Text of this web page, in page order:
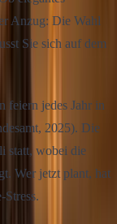
Anzug: Die Wahl
Sie sich auf dem
feiern jedes Jahr in
2025). Die
statt, wobei die
Wer jetzt plant, hat